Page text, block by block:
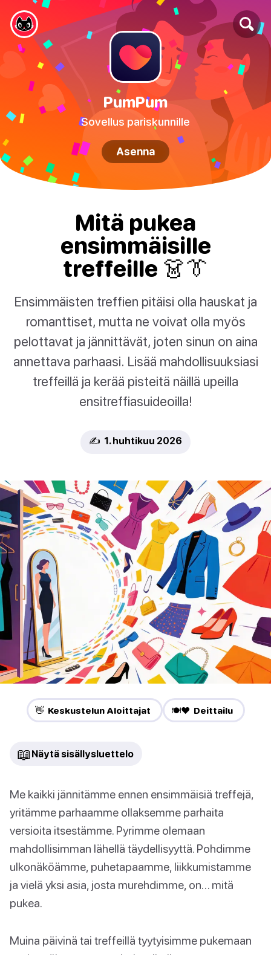
PumPum
Sovellus pariskunnille
Asenna
Mitä pukea
ensimmäisille
treffeille 👗👔
Ensimmäisten treffien pitäisi olla hauskat ja
romanttiset, mutta ne voivat olla myös
pelottavat ja jännittävät, joten sinun on aina
annettava parhaasi. Lisää mahdollisuuksiasi
treffeillä ja kerää pisteitä näillä upeilla
ensitreffiasuideoilla!
✍️ 1. huhtikuu 2026
👋 Keskustelun Aloittajat 🍽️❤️ Deittailu
📖 Näytä sisällysluettelo
Me kaikki jännitämme ennen ensimmäisiä treffejä,
yritämme parhaamme ollaksemme parhaita
versioita itsestämme. Pyrimme olemaan
mahdollisimman lähellä täydellisyyttä. Pohdimme
ulkonäköämme, puhetapaamme, liikkumistamme
ja vielä yksi asia, josta murehdimme, on… mitä
pukea.
Muina päivinä tai treffeillä tyytyisimme pukemaan